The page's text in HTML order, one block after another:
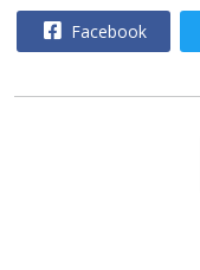
Facebook